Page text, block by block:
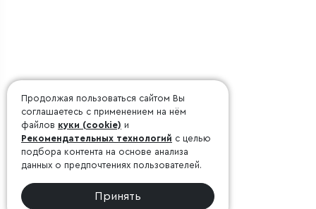
Продолжая пользоваться сайтом Вы
соглашаетесь с применением на нём
файлов куки (cookie) и
Рекомендательных технологий с целью
подбора контента на основе анализа
данных о предпочтениях пользователей.
Принять